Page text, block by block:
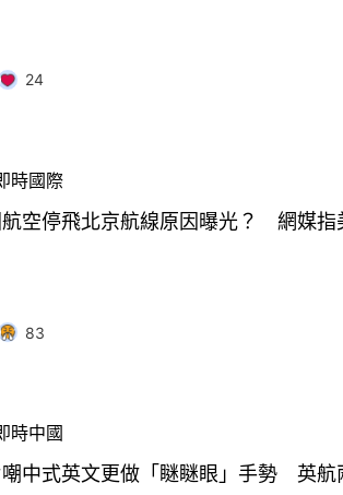
24
時國際
空停飛北京航線原因曝光？ 網媒指
83
時中國
中式英文更做「瞇瞇眼」手勢 英航